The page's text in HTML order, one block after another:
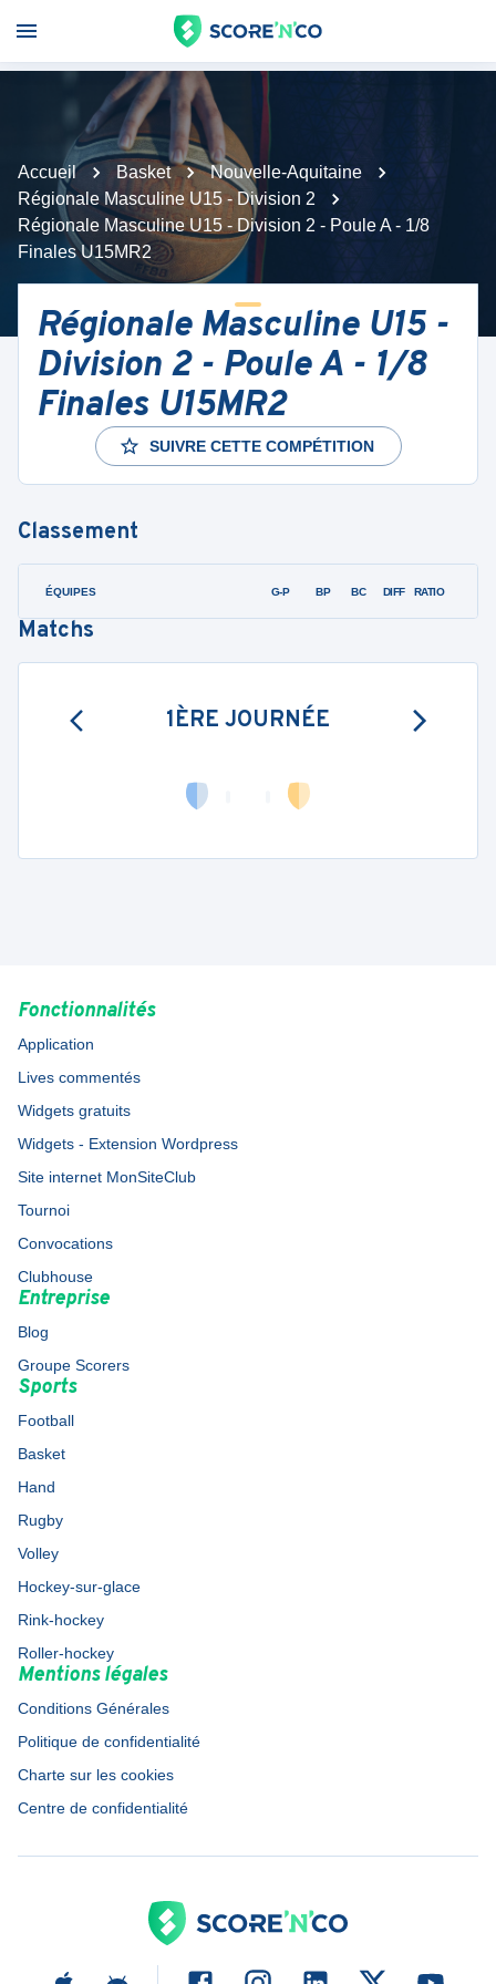
Accueil Basket
Nouvelle-Aquitaine
Régionale Masculine U15 - Division 2
Régionale Masculine U15 - Division 2 - Poule A - 1/8
Finales U15MR2
Régionale Masculine U15 -
Division 2 - Poule A - 1/8
Finales U15MR2
SUIVRE CETTE COMPÉTITION
Classement
ÉQUIPES G-P BP BC DIFF RATIO
Matchs
1ÈRE JOURNÉE
Fonctionnalités
Application
Lives commentés
Widgets gratuits
Widgets - Extension Wordpress
Site internet MonSiteClub
Tournoi
Convocations
Clubhouse
Entreprise
Blog
Groupe Scorers
Sports
Football
Basket
Hand
Rugby
Volley
Hockey-sur-glace
Rink-hockey
Roller-hockey
Mentions légales
Conditions Générales
Politique de confidentialité
Charte sur les cookies
Centre de confidentialité